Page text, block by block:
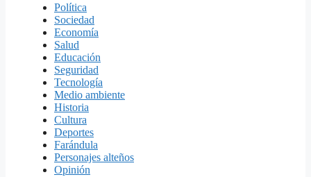
Política
Sociedad
Economía
Salud
Educación
Seguridad
Tecnología
Medio ambiente
Historia
Cultura
Deportes
Farándula
Personajes alteños
Opinión